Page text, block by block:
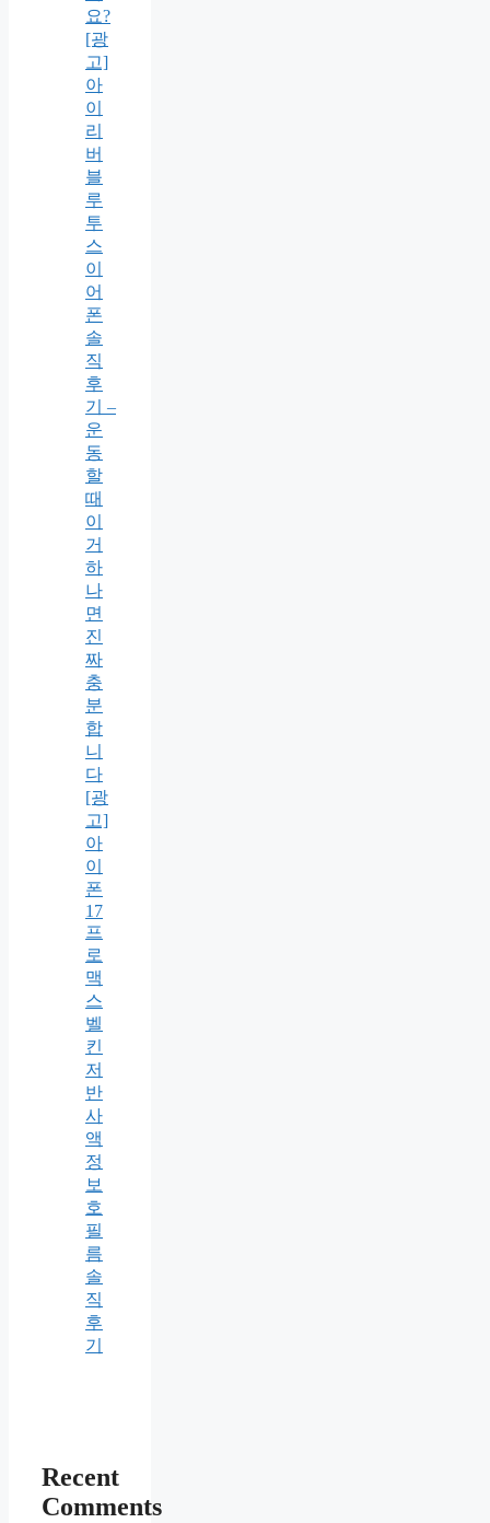
요?
[광
고]
아
이
리
버
블
루
투
스
이
어
폰
솔
직
후
기 –
운
동
할
때
이
거
하
나
면
진
짜
충
분
합
니
다
[광
고]
아
이
폰
17
프
로
맥
스
벨
킨
저
반
사
액
정
보
호
필
름
솔
직
후
기
Recent
Comments